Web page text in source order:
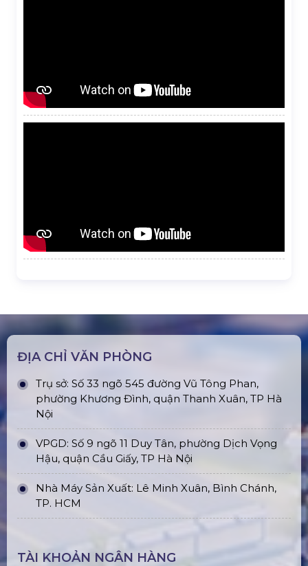
ĐỊA CHỈ VĂN PHÒNG
Trụ sở: Số 33 ngõ 545 đường Vũ Tông Phan,
phường Khương Đình, quận Thanh Xuân, TP Hà
Nội
VPGD: Số 9 ngõ 11 Duy Tân, phường Dịch Vọng
Hậu, quận Cầu Giấy, TP Hà Nội
Nhà Máy Sản Xuất: Lê Minh Xuân, Bình Chánh,
TP. HCM
TÀI KHOẢN NGÂN HÀNG